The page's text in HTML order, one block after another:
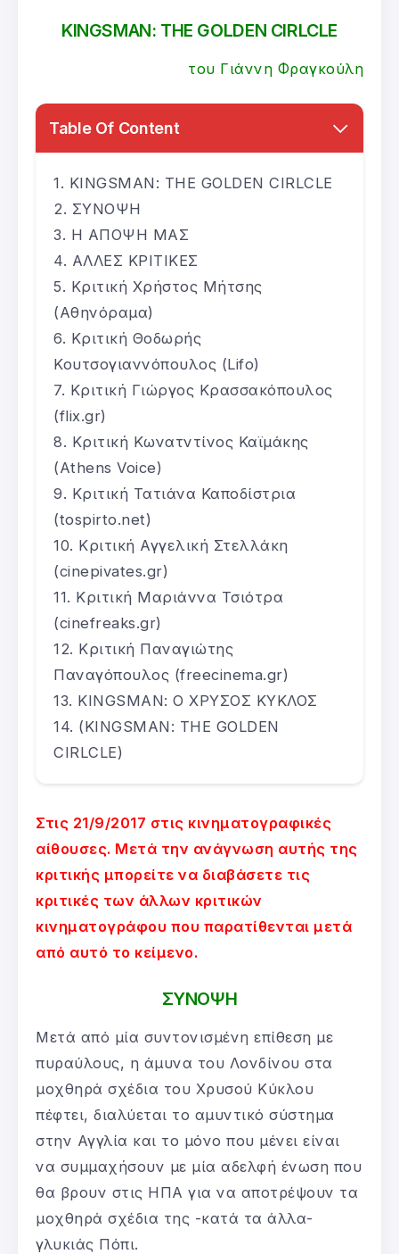
KINGSMAN: THE GOLDEN CIRLCLE
του Γιάννη Φραγκούλη
Table Of Content
KINGSMAN: THE GOLDEN CIRLCLE
ΣΥΝΟΨΗ
Η ΑΠΟΨΗ ΜΑΣ
ΑΛΛΕΣ ΚΡΙΤΙΚΕΣ
Κριτική Χρήστος Μήτσης
(Αθηνόραμα)
Κριτική Θοδωρής
Κουτσογιαννόπουλος (Lifo)
Κριτική Γιώργος Κρασσακόπουλος
(flix.gr)
Κριτική Κωνατντίνος Καϊμάκης
(Athens Voice)
Κριτική Τατιάνα Καποδίστρια
(tospirto.net)
Κριτική Αγγελική Στελλάκη
(cinepivates.gr)
Κριτική Μαριάννα Τσιότρα
(cinefreaks.gr)
Κριτική Παναγιώτης
Παναγόπουλος (freecinema.gr)
KINGSMAN: Ο ΧΡΥΣΟΣ ΚΥΚΛΟΣ
(KINGSMAN: THE GOLDEN
CIRLCLE)
Στις 21/9/2017 στις κινηματογραφικές
αίθουσες. Μετά την ανάγνωση αυτής της
κριτικής μπορείτε να διαβάσετε τις
κριτικές των άλλων κριτικών
κινηματογράφου που παρατίθενται μετά
από αυτό το κείμενο.
ΣΥΝΟΨΗ
Μετά από μία συντονισμένη επίθεση με
πυραύλους, η άμυνα του Λονδίνου στα
μοχθηρά σχέδια του Χρυσού Κύκλου
πέφτει, διαλύεται το αμυντικό σύστημα
στην Αγγλία και το μόνο που μένει είναι
να συμμαχήσουν με μία αδελφή ένωση που
θα βρουν στις ΗΠΑ για να αποτρέψουν τα
μοχθηρά σχέδια της -κατά τα άλλα-
γλυκιάς Πόπι.